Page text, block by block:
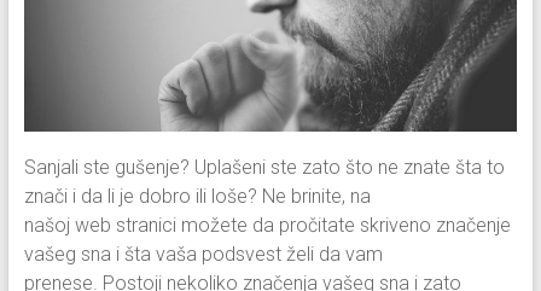
Sanjali ste gušenje? Uplašeni ste zato što ne znate šta to
znači i da li je dobro ili loše? Ne brinite, na
našoj web stranici možete da pročitate skriveno značenje
vašeg sna i šta vaša podsvest želi da vam
prenese. Postoji nekoliko značenja vašeg sna i zato